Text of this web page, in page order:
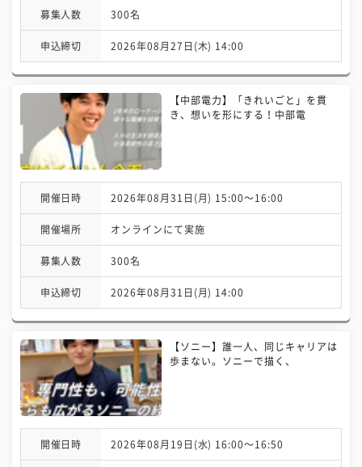
募集人数 300名
申込締切 2026年08月27日(木) 14:00
【中部電力】「きれいごと」を貫
き、想いを形にする！中部電
開催日時 2026年08月31日(月) 15:00〜16:00
開催場所 オンラインにて実施
募集人数 300名
申込締切 2026年08月31日(月) 14:00
【ソニー】誰一人、同じキャリアは
歩まない。ソニーで描く、
開催日時 2026年08月19日(水) 16:00〜16:50